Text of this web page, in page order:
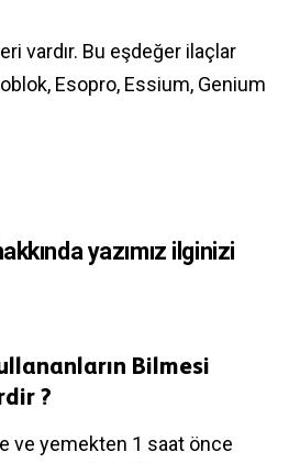
vardır. Bu eşdeğer ilaçlar
Esopro, Essium, Genium
yazımız ilginizi
Bilmesi
?
ve yemekten 1 saat önce